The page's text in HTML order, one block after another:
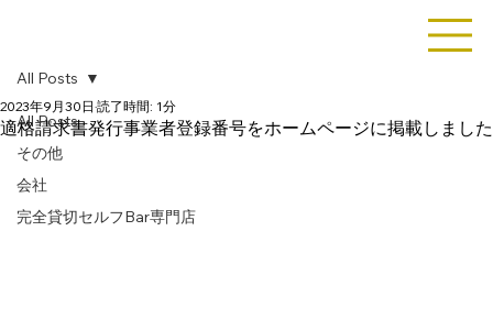
All Posts
その他
会社
完全貸切セルフBar専門店
All Posts
適格請求書発行事業者登録番号をホームページに掲載しました
2023年9月30日 読了時間: 1分